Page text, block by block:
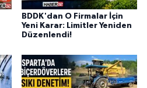
BDDK'dan O Firmalar İçin
Yeni Karar: Limitler Yeniden
Düzenlendi!